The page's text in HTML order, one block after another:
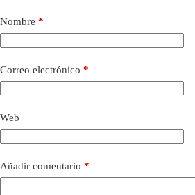
Nombre *
Correo electrónico *
Web
Añadir comentario *